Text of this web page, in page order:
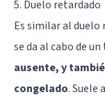
5. Duelo retardado
Es similar al duelo
se da al cabo de
ausente, y
congelado. Suele